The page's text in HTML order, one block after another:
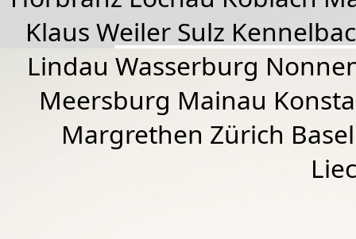
Klaus Weiler Sulz
Lindau Wasserburg
Meersburg Mainau
Margrethen Zürich